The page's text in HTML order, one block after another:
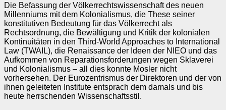
Die Befassung der Völkerrechtswissenschaft des neuen
Millenniums mit dem Kolonialismus, die These seiner
konstitutiven Bedeutung für das Völkerrecht als
Rechtsordnung, die Bewältigung und Kritik der kolonialen
Kontinuitäten in den Third-World Approaches to International
Law (TWAIL), die Renaissance der Ideen der NIEO und das
Aufkommen von Reparationsforderungen wegen Sklaverei
und Kolonialismus – all dies konnte Mosler nicht
vorhersehen. Der Eurozentrismus der Direktoren und der von
ihnen geleiteten Institute entsprach dem damals und bis
heute herrschenden Wissenschaftsstil.